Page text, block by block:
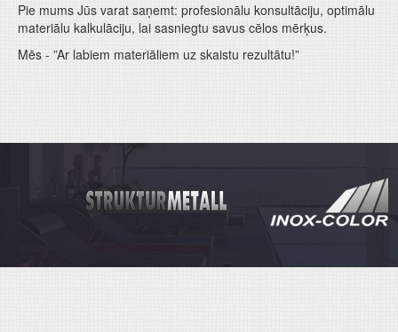
Pie mums Jūs varat saņemt: profesionālu konsultāciju, optimālu
materiālu kalkulāciju, lai sasniegtu savus cēlos mērķus.
Mēs - ”Ar labiem materiāliem uz skaistu rezultātu!”